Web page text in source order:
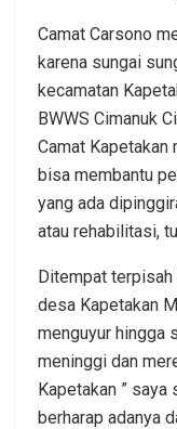
Camat Carsono
karena sungai
kecamatan
BWWS Cimanuk
Camat Kapetakan
bisa membantu
yang ada
atau rehabilitasi,
Ditempat terpisah
desa Kapetakan
menguyur hingga
meninggi dan
Kapetakan ”
berharap adanya